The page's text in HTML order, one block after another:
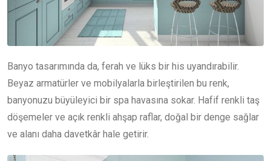
Banyo tasarımında da, ferah ve lüks bir his uyandırabilir.
Beyaz armatürler ve mobilyalarla birleştirilen bu renk,
banyonuzu büyüleyici bir spa havasına sokar. Hafif renkli taş
döşemeler ve açık renkli ahşap raflar, doğal bir denge sağlar
ve alanı daha davetkâr hale getirir.